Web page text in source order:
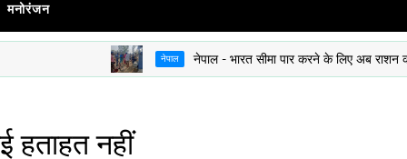
मनोरंजन
नेपाल नेपाल - भारत सीमा पार करने के लिए अब राशन कार्ड
हताहत नहीं